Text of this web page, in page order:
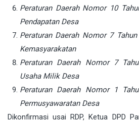
Peraturan Daerah Nomor 10
Pendapatan Desa
Peraturan Daerah Nomor 7
Kemasyarakatan
Peraturan Daerah Nomor 7
Usaha Milik Desa
Peraturan Daerah Nomor 1
Permusyawaratan Desa
Dikonfirmasi usai RDP, Ketua DPD